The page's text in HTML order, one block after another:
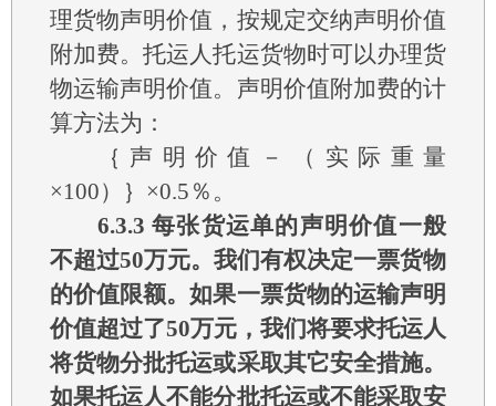
理货物声明价值，按规定交纳声明价值
附加费。托运人托运货物时可以办理货
物运输声明价值。声明价值附加费的计
算方法为：
｛声明价值－（实际重量
×100）｝×0.5％。
6.3.3每张货运单的声明价值一般
不超过50万元。我们有权决定一票货物
的价值限额。如果一票货物的运输声明
价值超过了50万元，我们将要求托运人
将货物分批托运或采取其它安全措施。
如果托运人不能分批托运或不能采取安